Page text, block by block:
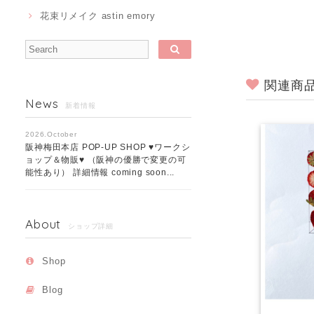
花束リメイク astin emory
News 新着情報
2026.October
阪神梅田本店 POP-UP SHOP ♥ワークシ
ョップ＆物販♥ （阪神の優勝で変更の可
能性あり） 詳細情報 coming soon...
About ショップ詳細
Shop
Blog
関連商